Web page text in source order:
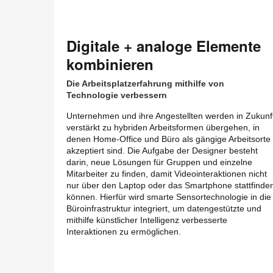
Digitale + analoge Elemente
kombinieren
Die Arbeitsplatzerfahrung mithilfe von
Technologie verbessern
Unternehmen und ihre Angestellten werden in
verstärkt zu hybriden Arbeitsformen übergehen, in
denen Home-Office und Büro als gängige Arbeitsorte
akzeptiert sind. Die Aufgabe der Designer besteht
darin, neue Lösungen für Gruppen und einzelne
Mitarbeiter zu finden, damit Videointeraktionen nicht
nur über den Laptop oder das Smartphone
können. Hierfür wird smarte Sensortechnologie in die
Büroinfrastruktur integriert, um datengestützte und
mithilfe künstlicher Intelligenz verbesserte
Interaktionen zu ermöglichen.